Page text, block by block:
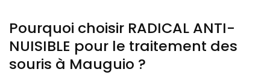
Pourquoi choisir RADICAL ANTI-
NUISIBLE pour le traitement des
souris à Mauguio ?